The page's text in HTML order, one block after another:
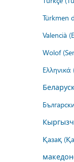
Türkmen
Valencià
Wolof
Қазақ